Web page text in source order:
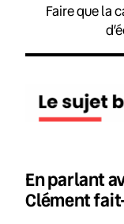
Faire que la
En parlant
Clément